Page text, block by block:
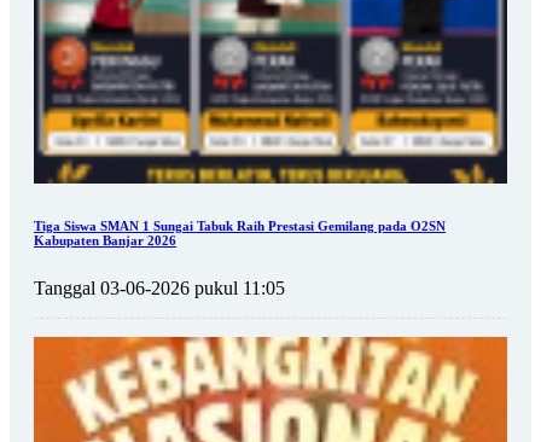
Tiga Siswa SMAN 1 Sungai Tabuk Raih Prestasi Gemilang pada O2SN
Kabupaten Banjar 2026
Tanggal 03-06-2026 pukul 11:05